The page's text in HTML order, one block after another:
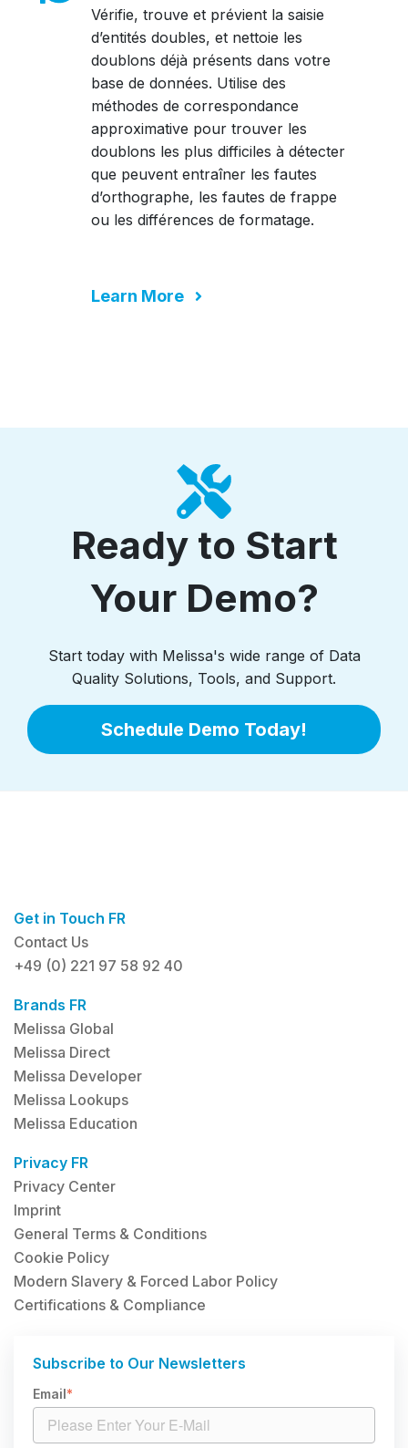
Vérifie, trouve et prévient la saisie
d’entités doubles, et nettoie les
doublons déjà présents dans votre
base de données. Utilise des
méthodes de correspondance
approximative pour trouver les
doublons les plus difficiles à détecter
que peuvent entraîner les fautes
d’orthographe, les fautes de frappe
ou les différences de formatage.
Learn More
Ready to Start
Your Demo?
Start today with Melissa's wide range of Data
Quality Solutions, Tools, and Support.
Schedule Demo Today!
Get in Touch FR
Contact Us
+49 (0) 221 97 58 92 40
Brands FR
Melissa Global
Melissa Direct
Melissa Developer
Melissa Lookups
Melissa Education
Privacy FR
Privacy Center
Imprint
General Terms & Conditions
Cookie Policy
Modern Slavery & Forced Labor Policy
Certifications & Compliance
Subscribe to Our Newsletters
Email*